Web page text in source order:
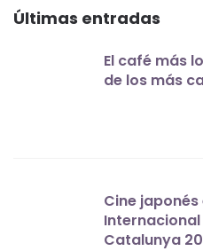
Últimas entradas
El café más
de los más
Cine
Catalunya